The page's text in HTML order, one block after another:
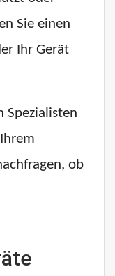
Sie einen
Ihr Gerät
Spezialisten
ob